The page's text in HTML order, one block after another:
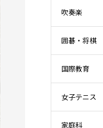
吹奏楽
囲碁・将棋
国際教育
女子テニス
家庭科